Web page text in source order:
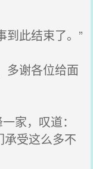
此结束了。”
多谢各位给面
家，叹道：
承受这么多不